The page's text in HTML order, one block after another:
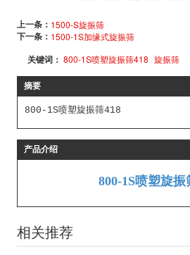
上一条： 1500-S旋振筛
下一条： 1500-1S加缘式旋振筛
关键词：800-1S喷塑旋振筛418 旋振筛
摘要
800-1S喷塑旋振筛418
产品介绍
800-1S喷塑旋振
相关推荐